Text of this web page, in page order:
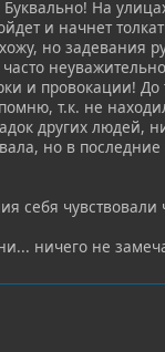
Буквально! На
и начнет
но задевания
и провокации! До
т.к. не
других людей,
но в
себя
ничего не